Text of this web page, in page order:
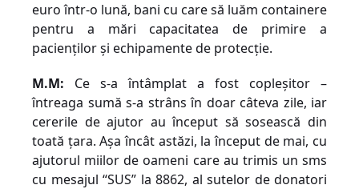
euro într-o lună, bani cu care să luăm containere
pentru a mări capacitatea de primire a
pacienților și echipamente de protecție.
M.M: Ce s-a întâmplat a fost copleșitor –
întreaga sumă s-a strâns în doar câteva zile, iar
cererile de ajutor au început să sosească din
toată țara. Așa încât astăzi, la început de mai, cu
ajutorul miilor de oameni care au trimis un sms
cu mesajul “SUS” la 8862, al sutelor de donatori